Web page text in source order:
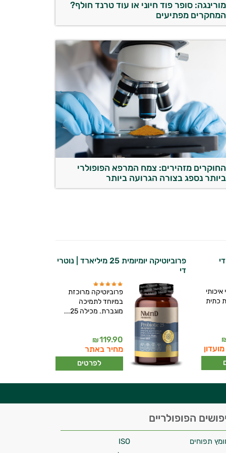
מורינגה: סופר פוד חיוני או עוד טרנד חולף?
המחקרים מפתיעים
החוקרים מזהירים: צמח המרפא הפופולרי
ביותר נספג בצורה הגרועה ביותר
כתית
פרוביוטיקה יומיומית 25 מיליארד | נוטרי
די
פרוביוטיקה מרוכזת
במיוחד לתמיכה
מוגברת. מכילה 25...
119.90
₪
מחיר באתר
לפרטים
הפופולריים
תפוחים
ISO